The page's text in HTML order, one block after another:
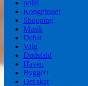
politi
Kongehuset
Shopping
Musik
Debat
Valg
Dødsfald
Haven
Byggeri
Det sker